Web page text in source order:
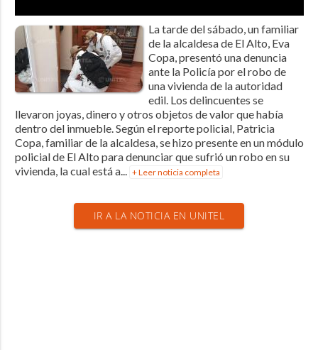
La tarde del sábado, un familiar
de la alcaldesa de El Alto, Eva
Copa, presentó una denuncia
ante la Policía por el robo de
una vivienda de la autoridad
edil. Los delincuentes se
llevaron joyas, dinero y otros objetos de valor que había
dentro del inmueble. Según el reporte policial, Patricia
Copa, familiar de la alcaldesa, se hizo presente en un módulo
policial de El Alto para denunciar que sufrió un robo en su
vivienda, la cual está a... + Leer noticia completa
IR A LA NOTICIA EN UNITEL